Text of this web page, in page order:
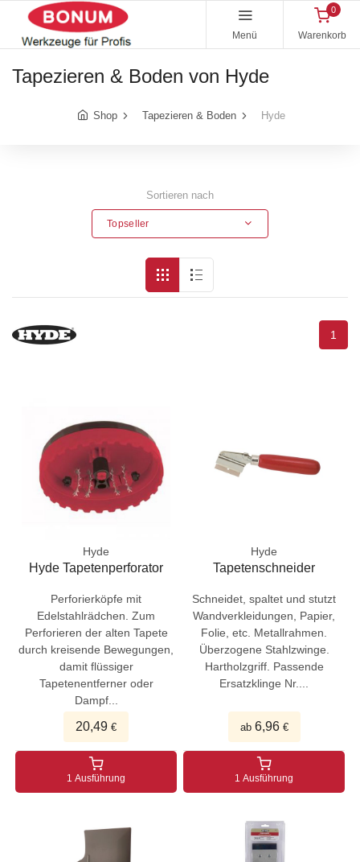
Menü
0
Warenkorb
Tapezieren & Boden von Hyde
Shop Tapezieren & Boden Hyde
Sortieren nach
Topseller
1
Hyde
Hyde Tapetenperforator
Perforierköpfe mit
Edelstahlrädchen. Zum
Perforieren der alten Tapete
durch kreisende Bewegungen,
damit flüssiger
Tapetenentferner oder
Dampf...
20,49 €
1 Ausführung
Hyde
Tapetenschneider
Schneidet, spaltet und stutzt
Wandverkleidungen, Papier,
Folie, etc. Metallrahmen.
Überzogene Stahlzwinge.
Hartholzgriff. Passende
Ersatzklinge Nr....
ab 6,96€
1 Ausführung